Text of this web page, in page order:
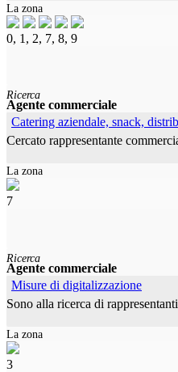
La zona
0, 1, 2, 7, 8, 9
Ricerca
Agente commerciale
Catering aziendale, snack,
Cercato rappresentante
La zona
7
Ricerca
Agente commerciale
Misure di digitalizzazione
Sono alla ricerca di
La zona
3